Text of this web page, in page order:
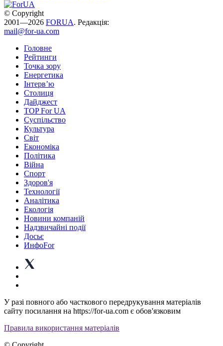
© Copyright
2001—2026 FORUA. Редакція:
mail@for-ua.com
Головне
Рейтинги
Точка зору
Енергетика
Інтерв’ю
Столиця
Дайджест
TOP For UA
Суспiльство
Культура
Світ
Економіка
Політика
Війна
Спорт
Здоров'я
Технології
Аналітика
Екологія
Новини компаній
Надзвичайні події
Досьє
ИнфоFor
У разі повного або часткового передрукування матеріалів
сайту посилання на https://for-ua.com є обов'язковим
Правила використання матеріалів